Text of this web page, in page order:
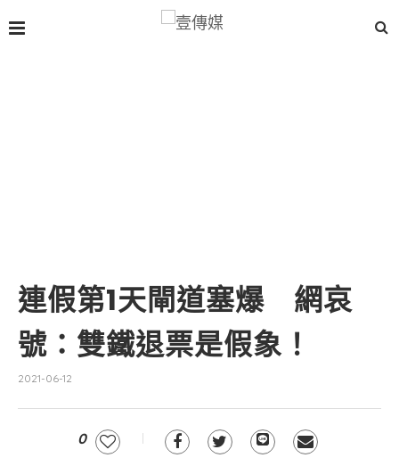
連假第1天閘道塞爆 網哀
號：雙鐵退票是假象！
2021-06-12
0